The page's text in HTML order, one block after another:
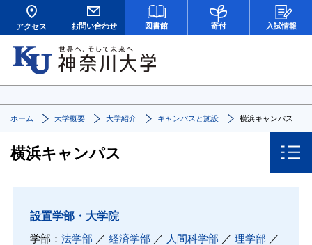
アクセス お問い合わせ 図書館 寄付 入試情報
ホーム 大学概要 大学紹介 キャンパスと施設 横浜キャンパス
横浜キャンパス
設置学部・大学院
学部： 法学部 ／ 経済学部 ／ 人間科学部 ／ 理学部 ／